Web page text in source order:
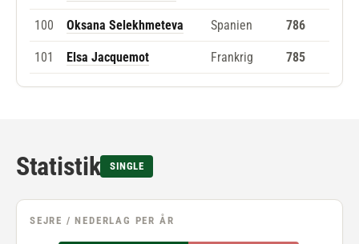
100 Oksana Selekhmeteva Spanien 786
101 Elsa Jacquemot Frankrig 785
Statistik SINGLE
SEJRE / NEDERLAG PER ÅR